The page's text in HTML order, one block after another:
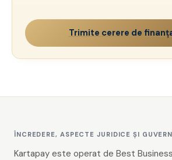
Trimite cerere de
ÎNCREDERE, ASPECTE JURIDICE ȘI
Kartapay este operat de Best